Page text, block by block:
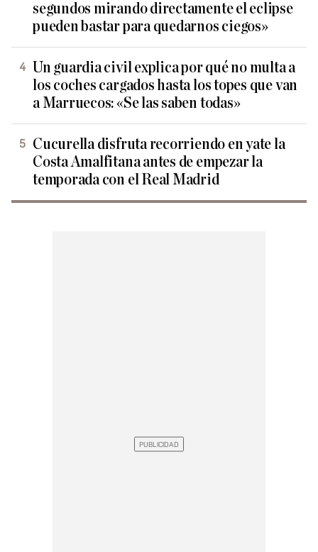
segundos mirando directamente el eclipse
pueden bastar para quedarnos ciegos»
Un guardia civil explica por qué no multa a
los coches cargados hasta los topes que van
a Marruecos: «Se las saben todas»
Cucurella disfruta recorriendo en yate la
Costa Amalfitana antes de empezar la
temporada con el Real Madrid